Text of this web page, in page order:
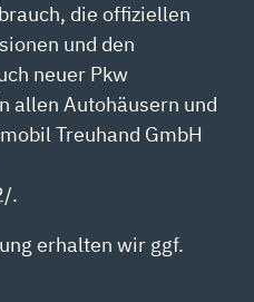
die offiziellen
und den
neuer Pkw
allen Autohäusern und
Treuhand GmbH
.
erhalten wir ggf.